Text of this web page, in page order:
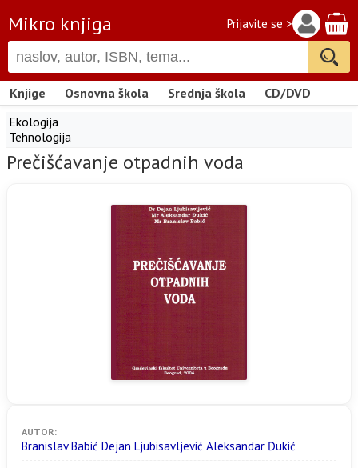
Mikro knjiga Prijavite se >
Knjige Osnovna škola Srednja škola
CD/DVD
Ekologija
Tehnologija
Prečišćavanje otpadnih voda
AUTOR:
Branislav Babić Dejan Ljubisavljević Aleksandar Đukić